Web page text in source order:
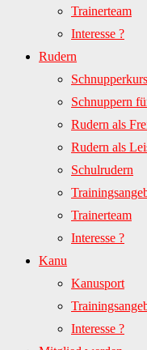
Trainerteam
Interesse ?
Rudern
Schnuppern
Rudern als
Rudern als
Schulrudern
Trainerteam
Interesse ?
Kanu
Kanusport
Interesse ?